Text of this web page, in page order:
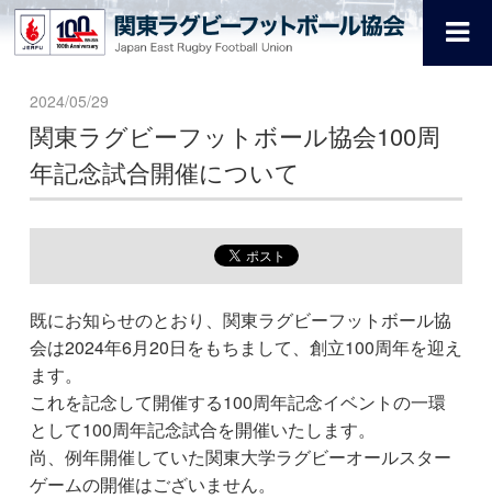
2024/05/29
関東ラグビーフットボール協会100周
年記念試合開催について
既にお知らせのとおり、関東ラグビーフットボール協
会は2024年6月20日をもちまして、創立100周年を迎え
ます。
これを記念して開催する100周年記念イベントの一環
として100周年記念試合を開催いたします。
尚、例年開催していた関東大学ラグビーオールスター
ゲームの開催はございません。